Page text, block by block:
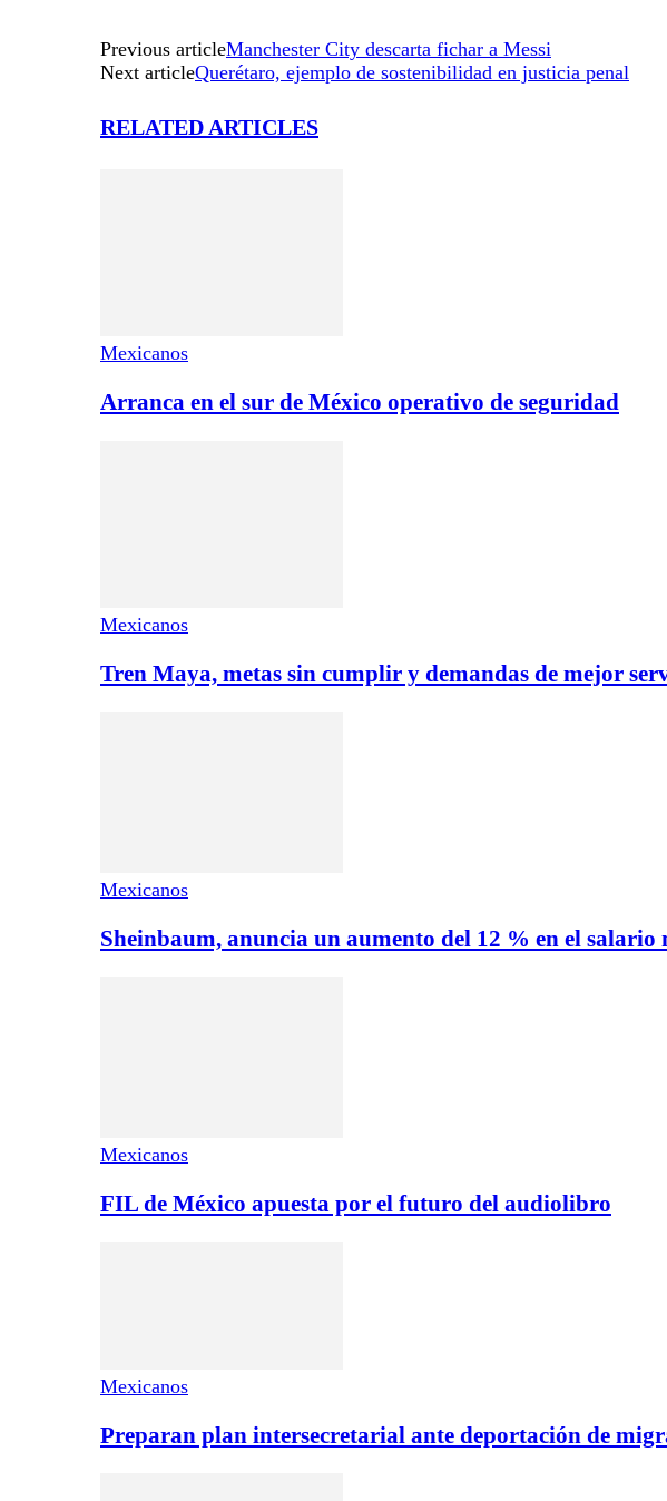
Previous articleManchester City descarta fichar a Messi
Next articleQuerétaro, ejemplo de sostenibilidad en justicia penal
RELATED ARTICLES
Mexicanos
Arranca en el sur de México operativo de seguridad
Mexicanos
Tren Maya, metas sin cumplir y demandas de mejor
Mexicanos
Sheinbaum, anuncia un aumento del 12 % en el salario
Mexicanos
FIL de México apuesta por el futuro del audiolibro
Mexicanos
Preparan plan intersecretarial ante deportación de